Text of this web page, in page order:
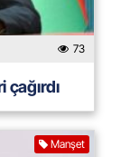
73
Manşet